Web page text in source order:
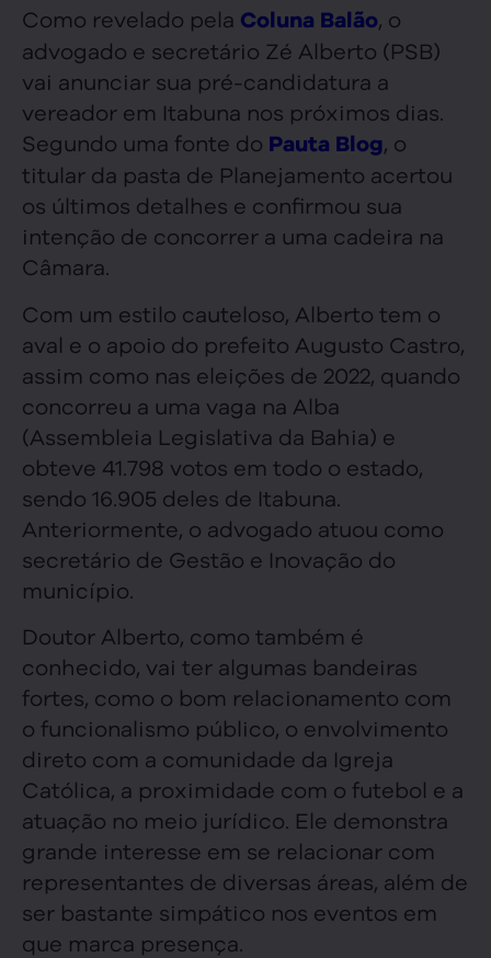
Como revelado pela Coluna Balão, o
advogado e secretário Zé Alberto (PSB)
vai anunciar sua pré-candidatura a
vereador em Itabuna nos próximos dias.
Segundo uma fonte do Pauta Blog, o
titular da pasta de Planejamento acertou
os últimos detalhes e confirmou sua
intenção de concorrer a uma cadeira na
Câmara.
Com um estilo cauteloso, Alberto tem o
aval e o apoio do prefeito Augusto Castro,
assim como nas eleições de 2022, quando
concorreu a uma vaga na Alba
(Assembleia Legislativa da Bahia) e
obteve 41.798 votos em todo o estado,
sendo 16.905 deles de Itabuna.
Anteriormente, o advogado atuou como
secretário de Gestão e Inovação do
município.
Doutor Alberto, como também é
conhecido, vai ter algumas bandeiras
fortes, como o bom relacionamento com
o funcionalismo público, o envolvimento
direto com a comunidade da Igreja
Católica, a proximidade com o futebol e a
atuação no meio jurídico. Ele demonstra
grande interesse em se relacionar com
representantes de diversas áreas, além de
ser bastante simpático nos eventos em
que marca presença.